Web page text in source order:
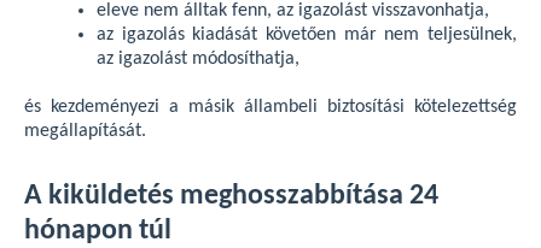
eleve nem álltak fenn, az igazolást visszavonhatja,
az igazolás kiadását követően már nem teljesülnek,
az igazolást módosíthatja,
és kezdeményezi a másik állambeli biztosítási kötelezettség
megállapítását.
A kiküldetés meghosszabbítása 24
hónapon túl